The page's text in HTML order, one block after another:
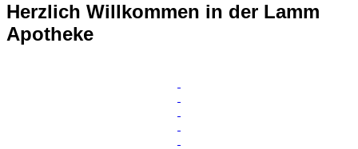
Herzlich Willkommen in der Lamm
Apotheke